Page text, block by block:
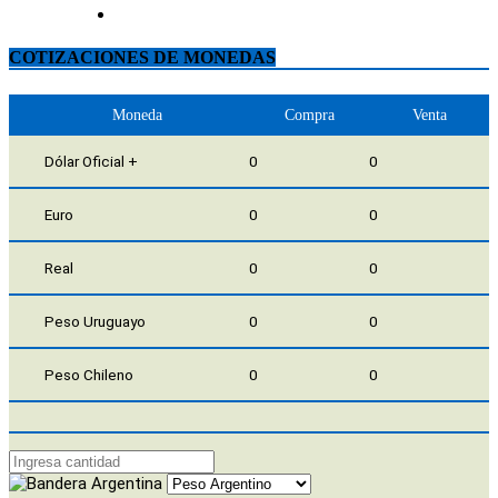
COTIZACIONES DE MONEDAS
Moneda Compra Venta
Dólar Oficial + 0 0
Euro 0 0
Real 0 0
Peso Uruguayo 0 0
Peso Chileno 0 0